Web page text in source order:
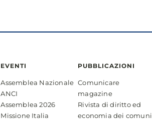
EVENTI
Assemblea Nazionale
ANCI
Assemblea 2026
Missione Italia
PUBBLICAZIONI
Comunicare
magazine
Rivista di diritto ed
economia dei comuni